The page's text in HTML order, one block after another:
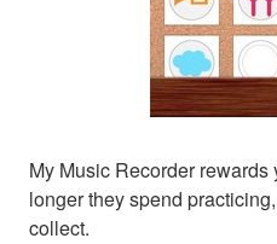
My Music Recorder
longer they spend
collect.